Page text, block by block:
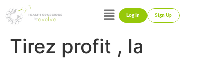
Log In Sign Up
Tirez profit , la